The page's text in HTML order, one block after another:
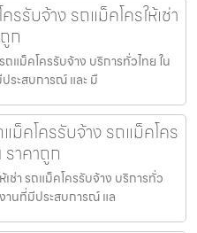
รรับจ้าง รถแม็คโครให้เช่า
ก
ถแม็คโครรับจ้าง บริการทั่วไทย ใน
ระสบการณ์ และ มื
ม็คโครรับจ้าง รถแม็คโคร
าคาถูก
ช่า รถแม็คโครรับจ้าง บริการทั่ว
านที่มีประสบการณ์ แล